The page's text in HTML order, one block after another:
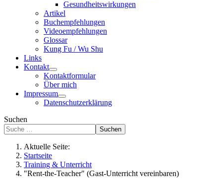
Gesundheitswirkungen
Artikel
Buchempfehlungen
Videoempfehlungen
Glossar
Kung Fu / Wu Shu
Links
Kontakt
Kontaktformular
Über mich
Impressum
Datenschutzerklärung
Suchen
Suchen
Aktuelle Seite:
Startseite
Training & Unterricht
"Rent-the-Teacher" (Gast-Unterricht vereinbaren)